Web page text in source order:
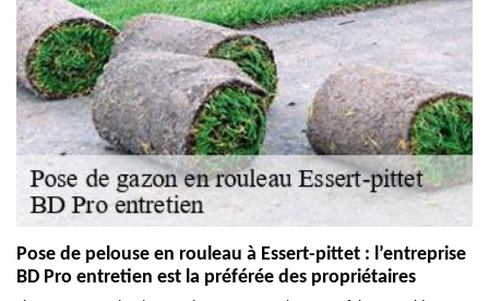
Pose de pelouse en rouleau à Essert-pittet : l’entreprise
BD Pro entretien est la préférée des propriétaires